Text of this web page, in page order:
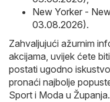
New Yorker -
03.08.2026).
Zahvaljujući ažurnim
akcijama, uvijek ćete
postati ugodno
pronaći najbolje
Sport i Moda u Županja.